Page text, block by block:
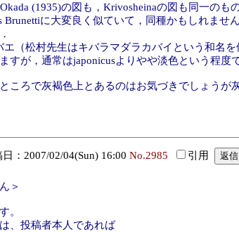
(1935)の図も，Krivosheinaの図も同一の
Brunettiに大変良く似ていて，同種かもしれま
エ（松村先生はキバラマダラカバイという和
すが，通常はjaponicusよりやや淡色という程度
ころで灰褐色上とあるのはお気づきでしょう
：2007/02/04(Sun) 16:00 No.2985 引用
＞
。
、投稿者本人であれば